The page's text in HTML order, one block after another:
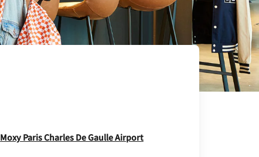
Moxy Paris Charles De Gaulle AirportOpens In New Window